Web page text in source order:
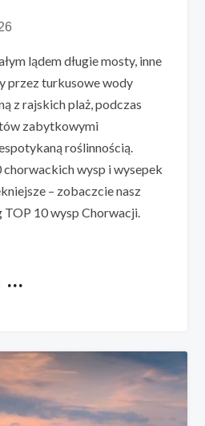
lądem długie mosty, inne
przez turkusowe wody
z rajskich plaż, podczas
zabytkowymi
roślinnością.
chorwackich wysp i wysepek
– zobaczcie nasz
10 wysp Chorwacji.